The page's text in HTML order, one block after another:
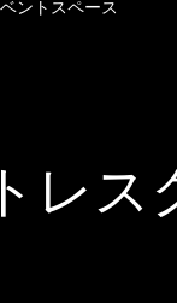
ントスペース
レス